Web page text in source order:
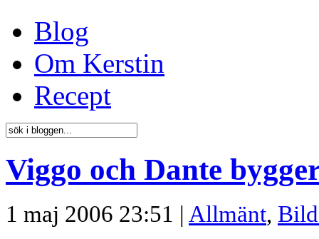
Blog
Om Kerstin
Recept
Viggo och Dante
1 maj 2006 23:51 | Allmänt,